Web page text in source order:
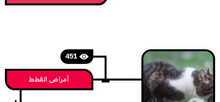
451
أمراض القطط